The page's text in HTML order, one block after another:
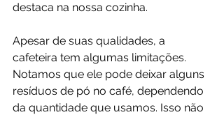
destaca na nossa cozinha.
Apesar de suas qualidades, a
cafeteira tem algumas limitações.
Notamos que ele pode deixar alguns
resíduos de pó no café, dependendo
da quantidade que usamos. Isso não